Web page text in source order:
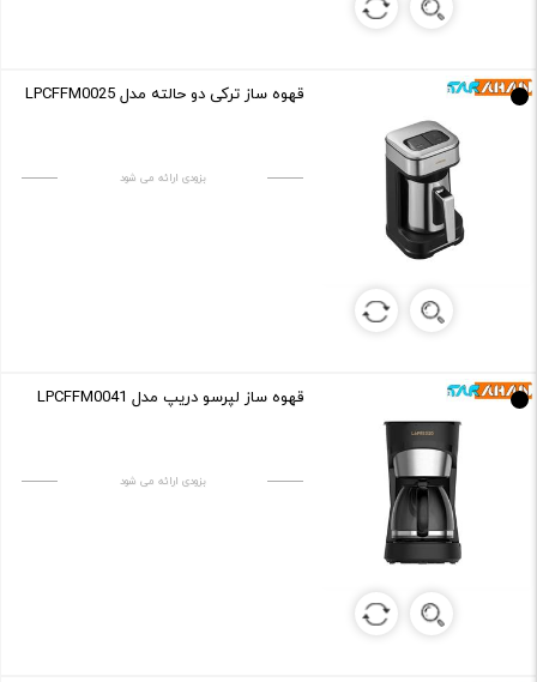
قهوه ساز ترکی دو حالته مدل LPCFFM0025
بزودی ارائه می شود
قهوه ساز لپرسو دریپ مدل LPCFFM0041
بزودی ارائه می شود